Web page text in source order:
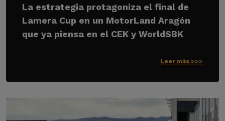
La estrategia protagoniza el final de
Lamera Cup en un MotorLand Aragón
que ya piensa en el CEK y WorldSBK
Leer más >>>